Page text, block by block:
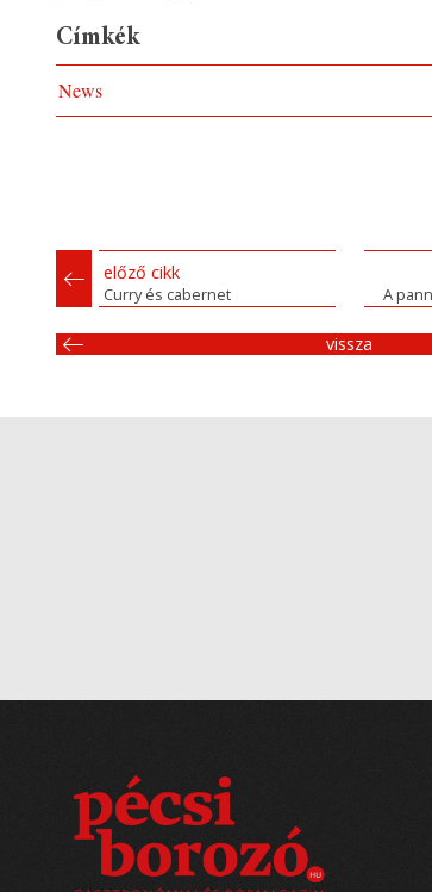
Címkék
News
előző cikk
Curry és cabernet A
vissza